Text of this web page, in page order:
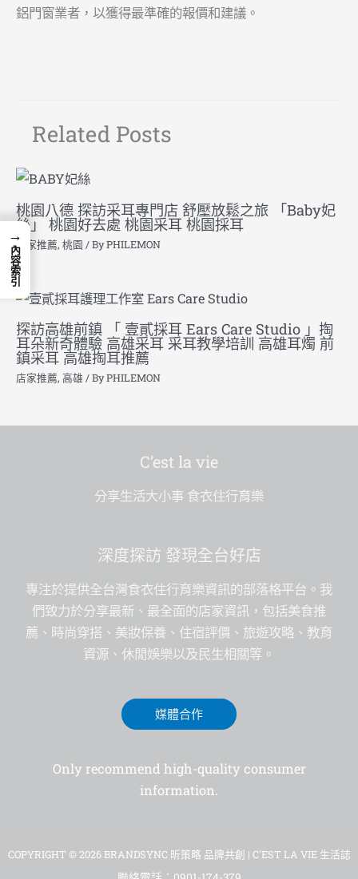
鋁門窗業者，以獲得最準確的報價和建議。
Related Posts
桃園八德 探訪采耳專門店 舒壓放鬆之旅 「Baby妃
絲」 桃園好去處 桃園采耳 桃園採耳
店家推薦, 桃園 / ByPHILEMON
探訪高雄前鎮 「 壹貳採耳 Ears Care Studio 」掏
耳朵新奇體驗 高雄采耳 采耳教學培訓 高雄耳燭 前
鎮采耳 高雄掏耳推薦
店家推薦, 高雄 / ByPHILEMON
C’est la vie
分享生活大小事 食衣住行育樂
深度探訪 發現全台好店
專注於提供全台灣食衣住行育樂資訊的部落格平台。我
們致力於分享最新、最全面的店家資訊，包括美食推
薦、時尚穿搭、美妝保養、住宿評價、旅遊攻略、教育
資源、休閒娛樂以及民生相關等。
媒體合作
Only recommend high-quality consumer
information.
COPYRIGHT © 2026 BRANDSYNC 昕策略 品牌共創 | C'EST LA VIE 生活誌
→
內容索引